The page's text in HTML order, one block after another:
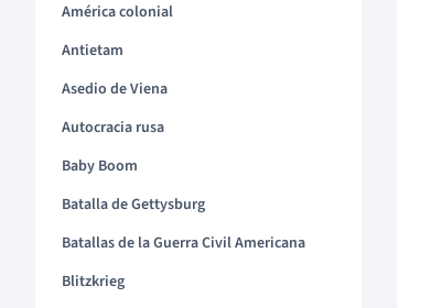
América colonial
Antietam
Asedio de Viena
Autocracia rusa
Baby Boom
Batalla de Gettysburg
Batallas de la Guerra Civil Americana
Blitzkrieg